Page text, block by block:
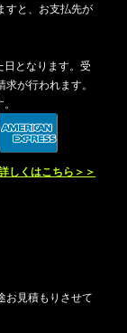
すと、お支払先が
となります。受
が行われます。
しくはこちら＞＞
お見積もりさせて